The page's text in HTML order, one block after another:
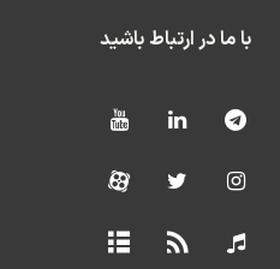
با ما در ارتباط باشید